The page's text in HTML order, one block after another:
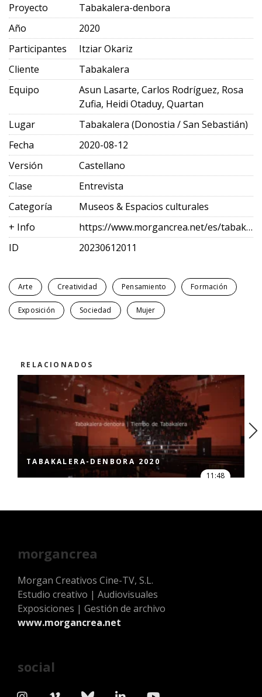
Proyecto
Tabakalera-denbora
Año
2020
Participantes
Itziar Okariz
Cliente
Tabakalera
Equipo
Asun Lasarte, Carlos Rodríguez, Rosa
Zufia, Heidi Otaduy, Quartan
Lugar
Tabakalera (Donostia / San Sebastián)
Fecha
2020-08-12
Versión
Castellano
Clase
Entrevista
Categoría
Museos & Espacios culturales
+ Info
https://www.morgancrea.net/es/tabakalera.html
ID
20230612011
Arte Creatividad Pensamiento Formación
Exposición Sociedad Mujer
RELACIONADOS
TABAKALERA-DENBORA 2020
11:48
morgancrea
Morgan Creativos Cine-TV, S.L.
Estudio creativo | Audiovisuales
Exposiciones | Gestión de archivo
www.morgancrea.net
social